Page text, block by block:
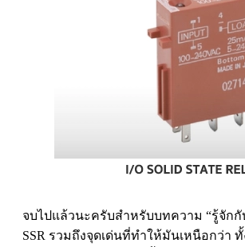
จบไปแล้วนะครับสำหรับบทความ “รู้จักกั
SSR รวมถึงจุดเด่นที่ทำให้มันเหนือกว่า